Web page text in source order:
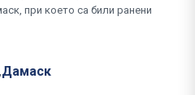
при което са били ранени
,Дамаск